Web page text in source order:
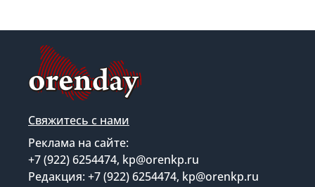
Свяжитесь с нами
Реклама на сайте:
+7 (922) 6254474, kp@orenkp.ru
Редакция: +7 (922) 6254474, kp@orenkp.ru